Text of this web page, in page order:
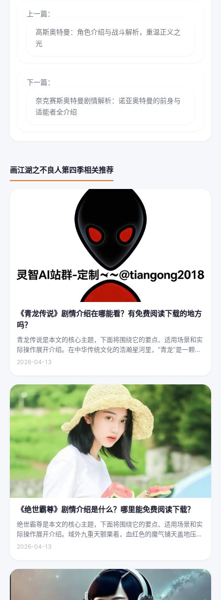
上一篇：
高斯奥特曼：角色介绍与战斗解析，重温正义之
光
下一篇：
奈克赛斯奥特曼剧情解析：诺亚奥特曼的前身与
适能者全介绍
画江湖之不良人第四季相关推荐
《青龙传说》剧情介绍在哪能看？有免费阅读下载的地方
吗？
青龙传说是本文的核心主题，下面将围绕它的要点、适用场景和实
际操作展开介绍。在中华传统文化的浩瀚星河里，“青龙”是一颗璀
璨夺目的明珠，它与白虎、朱雀、玄武并称“四灵”，雄踞东方，是
2026-04-13
《绝世霸尊》剧情介绍是什么？哪里能免费阅读下载？
绝世霸尊是本文的核心主题，下面将围绕它的要点、适用场景和实
际操作展开介绍。域外九重天颤栗着，血红色的魔气铺天盖地压向
人间界最后一道防线——诛仙阵。阵中百万仙神联军已是强弩之
2026-04-13